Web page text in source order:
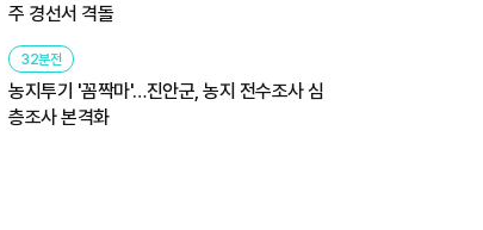
주 경선서 격돌
32분전
농지투기 '꼼짝마'…진안군, 농지 전수조사 심
층조사 본격화